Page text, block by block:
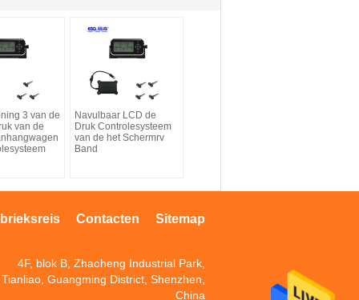
3 van de
van de
Navulbaar LCD de
Druk Controlesysteem
van de het Schermrv
Band
Sitemap
Contacten
4F, blok B, Zhaoheng Industrial Park,
Tianliao, Guangming District, Shenzhen,
China